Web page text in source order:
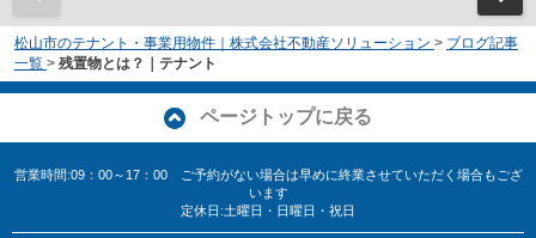
松山市のテナント・事業用物件｜株式会社不動産ソリューション > ブログ記事
一覧 > 残置物とは？｜テナント
ページトップに戻る
営業時間:09：00～17：00 ご予約がない場合は早めに終業させていただく場合もござ
います
定休日:土曜日・日曜日・祝日